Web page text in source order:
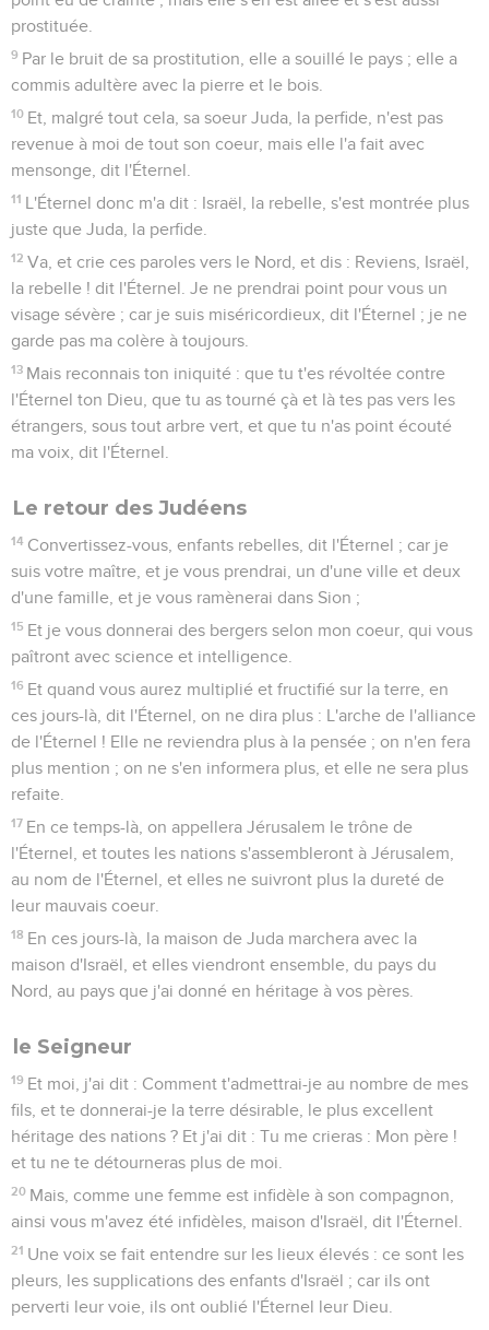
prostituée.
9 Par le bruit de sa prostitution, elle a souillé le pays ; elle a
commis adultère avec la pierre et le bois.
10 Et, malgré tout cela, sa soeur Juda, la perfide, n'est pas
revenue à moi de tout son coeur, mais elle l'a fait avec
mensonge, dit l'Éternel.
11 L'Éternel donc m'a dit : Israël, la rebelle, s'est montrée plus
juste que Juda, la perfide.
12 Va, et crie ces paroles vers le Nord, et dis : Reviens, Israël,
la rebelle ! dit l'Éternel. Je ne prendrai point pour vous un
visage sévère ; car je suis miséricordieux, dit l'Éternel ; je ne
garde pas ma colère à toujours.
13 Mais reconnais ton iniquité : que tu t'es révoltée contre
l'Éternel ton Dieu, que tu as tourné çà et là tes pas vers les
étrangers, sous tout arbre vert, et que tu n'as point écouté
ma voix, dit l'Éternel.
Le retour des Judéens
14 Convertissez-vous, enfants rebelles, dit l'Éternel ; car je
suis votre maître, et je vous prendrai, un d'une ville et deux
d'une famille, et je vous ramènerai dans Sion ;
15 Et je vous donnerai des bergers selon mon coeur, qui vous
paîtront avec science et intelligence.
16 Et quand vous aurez multiplié et fructifié sur la terre, en
ces jours-là, dit l'Éternel, on ne dira plus : L'arche de l'alliance
de l'Éternel ! Elle ne reviendra plus à la pensée ; on n'en fera
plus mention ; on ne s'en informera plus, et elle ne sera plus
refaite.
17 En ce temps-là, on appellera Jérusalem le trône de
l'Éternel, et toutes les nations s'assembleront à Jérusalem,
au nom de l'Éternel, et elles ne suivront plus la dureté de
leur mauvais coeur.
18 En ces jours-là, la maison de Juda marchera avec la
maison d'Israël, et elles viendront ensemble, du pays du
Nord, au pays que j'ai donné en héritage à vos pères.
le Seigneur
19 Et moi, j'ai dit : Comment t'admettrai-je au nombre de mes
fils, et te donnerai-je la terre désirable, le plus excellent
héritage des nations ? Et j'ai dit : Tu me crieras : Mon père !
et tu ne te détourneras plus de moi.
20 Mais, comme une femme est infidèle à son compagnon,
ainsi vous m'avez été infidèles, maison d'Israël, dit l'Éternel.
21 Une voix se fait entendre sur les lieux élevés : ce sont les
pleurs, les supplications des enfants d'Israël ; car ils ont
perverti leur voie, ils ont oublié l'Éternel leur Dieu.